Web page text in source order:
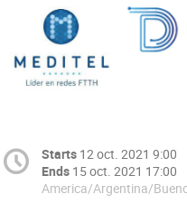
Starts 12 oct. 2021 9:00
Ends 15 oct. 2021 17:00
America/Argentina/